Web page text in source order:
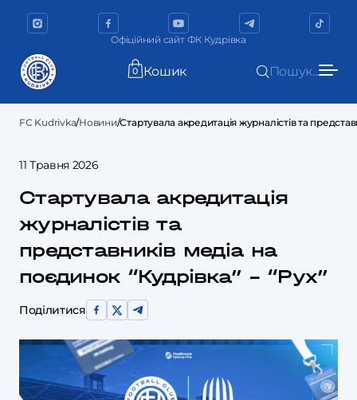
Офіційний сайт ФК Кудрівка
0 Кошик Пошук...
FC Kudrivka/Новини/Стартувала акредитація журналістів та
11 Травня 2026
Стартувала акредитація
журналістів та
представників медіа на
поєдинок “Кудрівка” – “Рух”
Поділитися